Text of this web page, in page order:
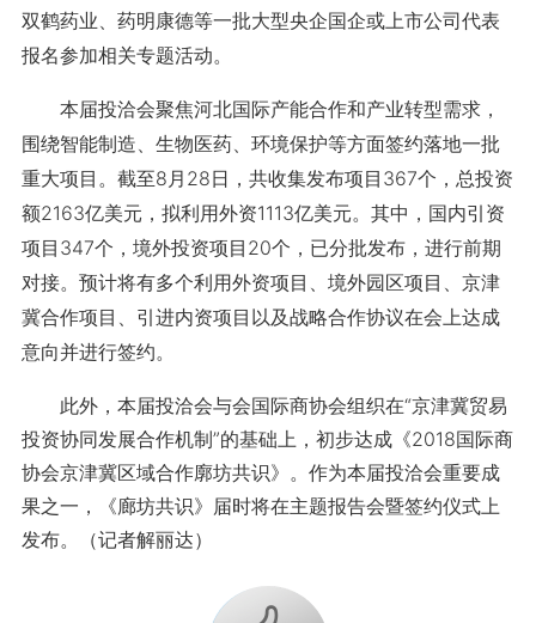
双鹤药业、药明康德等一批大型央企国企或上市公司代表
报名参加相关专题活动。
本届投洽会聚焦河北国际产能合作和产业转型需求，
围绕智能制造、生物医药、环境保护等方面签约落地一批
重大项目。截至8月28日，共收集发布项目367个，总投资
额2163亿美元，拟利用外资1113亿美元。其中，国内引资
项目347个，境外投资项目20个，已分批发布，进行前期
对接。预计将有多个利用外资项目、境外园区项目、京津
冀合作项目、引进内资项目以及战略合作协议在会上达成
意向并进行签约。
此外，本届投洽会与会国际商协会组织在“京津冀贸易
投资协同发展合作机制”的基础上，初步达成《2018国际商
协会京津冀区域合作廓坊共识》。作为本届投洽会重要成
果之一，《廊坊共识》届时将在主题报告会暨签约仪式上
发布。（记者解丽达）